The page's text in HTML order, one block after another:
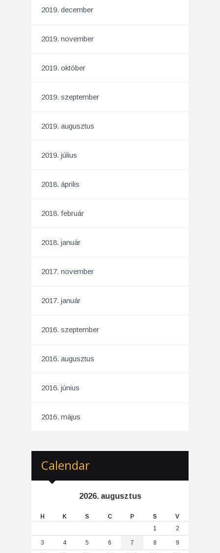
2019. december
2019. november
2019. október
2019. szeptember
2019. augusztus
2019. július
2018. április
2018. február
2018. január
2017. november
2017. január
2016. szeptember
2016. augusztus
2016. június
2016. május
Calendar
2026. augusztus
H K S C P S
V
1
2
3 4 5 6 7 8 9